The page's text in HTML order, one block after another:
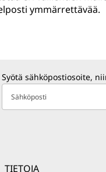
ymmärrettävää.
Syötä sähköpostiosoite,
Sähköposti
TIETOJA